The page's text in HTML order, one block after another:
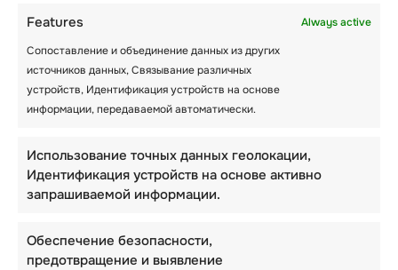
Features
Always active
Сопоставление и объединение данных из других
источников данных, Связывание различных
устройств, Идентификация устройств на основе
информации, передаваемой автоматически.
Использование точных данных геолокации,
Идентификация устройств на основе активно
запрашиваемой информации.
Обеспечение безопасности,
предотвращение и выявление